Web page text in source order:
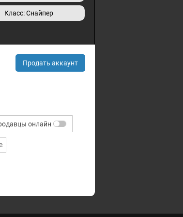
Класс: Снайпер
Продать аккаунт
онлайн